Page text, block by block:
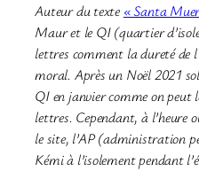
Auteur du texte« Santa
Maur et le QI (quartier
lettres comment la dureté de
moral. Après un Noël 2021
QI en janvier comme on peut
lettres. Cependant, à l’heure
le site, l’AP (administration
Kémi à l’isolement pendant